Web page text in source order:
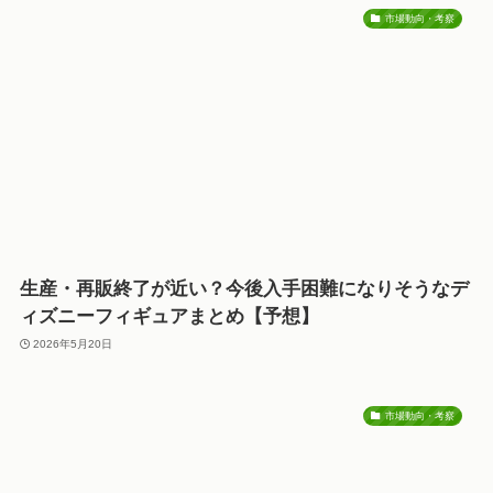
市場動向・考察
生産・再販終了が近い？今後入手困難になりそうなデ
ィズニーフィギュアまとめ【予想】
2026年5月20日
市場動向・考察